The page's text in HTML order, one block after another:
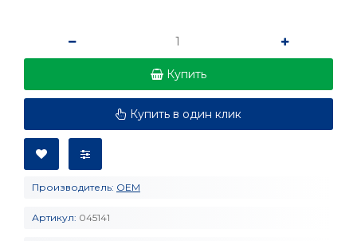
Купить
Купить в один клик
Производитель: OEM
Артикул: 045141